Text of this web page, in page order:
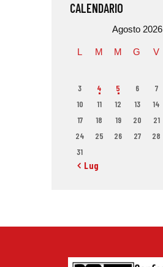
CALENDARIO
Agosto 2026
L M M G V
3
4 5 6 7
10
11 12 13 14
17
18 19 20 21
24
25 26 27 28
31
« Lug